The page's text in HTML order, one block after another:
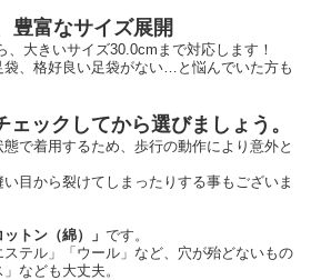
豊富なサイズ展開
大きいサイズ30.0cmまで対応します！
、格好良い足袋がない…と悩んでいた方も
ックしてから選びましょう。
で着用するため、歩行の動作により意外と
目から裂けてしまったりする事もございま
ットン（綿）」 です。
テル」「ウール」など、穴が殆どないもの
なども大丈夫。